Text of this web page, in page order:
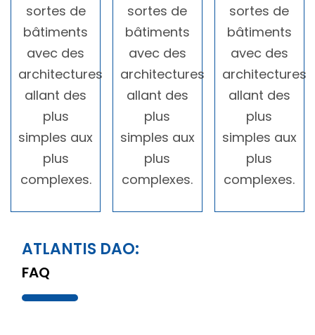
sortes de
bâtiments
avec des
architectures
allant des
plus
simples aux
plus
complexes.
sortes de
bâtiments
avec des
architectures
allant des
plus
simples aux
plus
complexes.
sortes de
bâtiments
avec des
architectures
allant des
plus
simples aux
plus
complexes.
ATLANTIS DAO:
FAQ